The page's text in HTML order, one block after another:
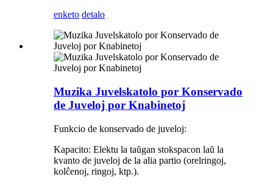
enketo detalo
Muzika Juvelskatolo por Konservado
de Juveloj por Knabinetoj
Funkcio de konservado de juveloj:
Kapacito: Elektu la taŭgan stokspacon laŭ la
kvanto de juveloj de la alia partio (orelringoj,
kolĉenoj, ringoj, ktp.).